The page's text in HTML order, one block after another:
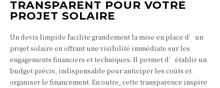
TRANSPARENT POUR VOTRE
PROJET SOLAIRE
Un devis limpide facilite grandement la mise en place d’un
projet solaire en offrant une visibilité immédiate sur les
engagements financiers et techniques. Il permet d’établir un
budget précis, indispensable pour anticiper les coûts et
organiser le financement. En outre, cette transparence inspire